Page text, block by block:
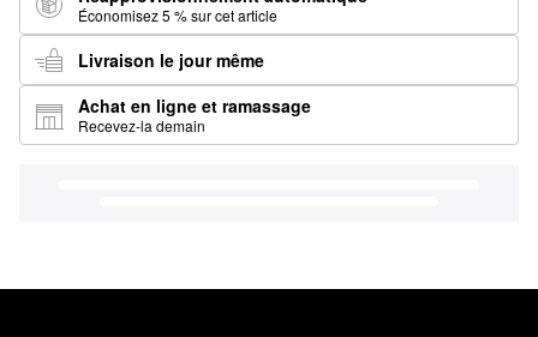
Économisez 5 % sur cet article
Livraison le jour même
Achat en ligne et ramassage
Recevez-la demain